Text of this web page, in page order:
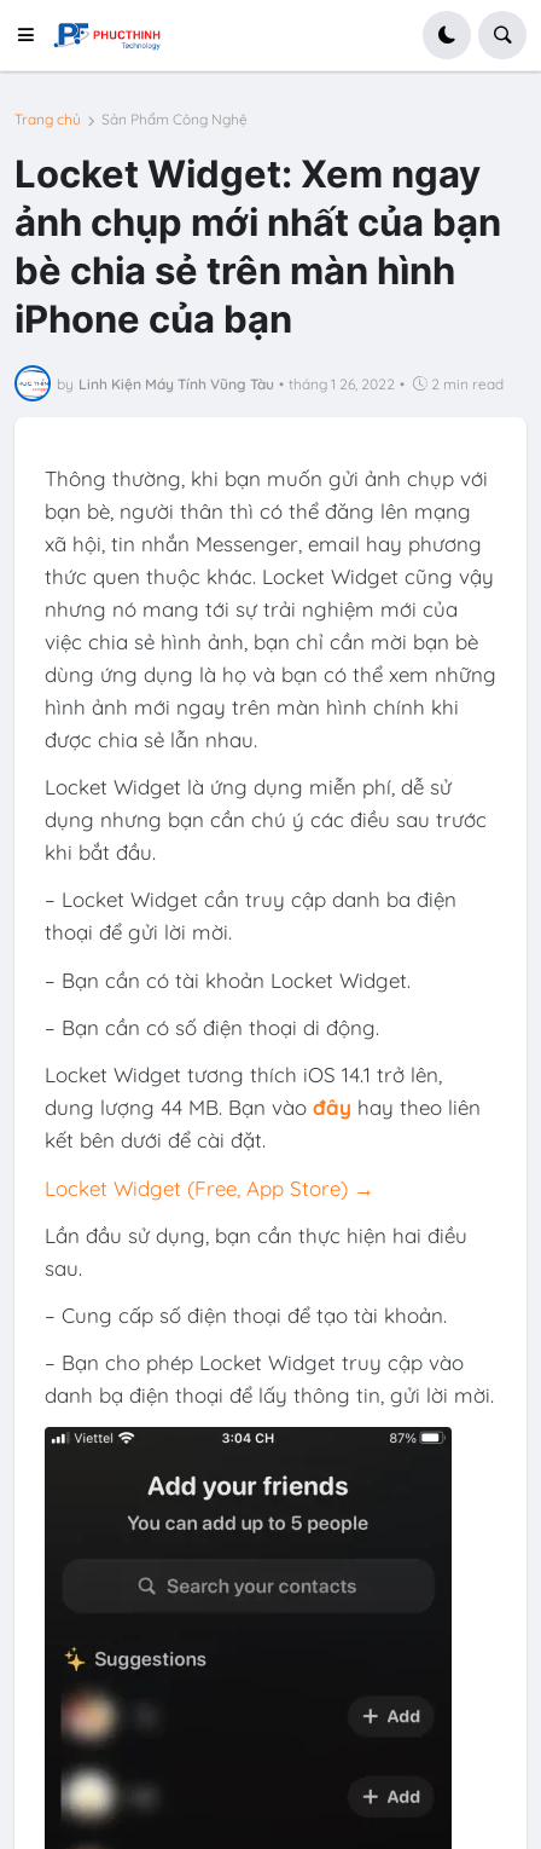
Trang chủ Sản Phẩm Công Nghệ
Locket Widget: Xem ngay
ảnh chụp mới nhất của bạn
bè chia sẻ trên màn hình
iPhone của bạn
by Linh Kiện Máy Tính Vũng Tàu • tháng 1 26, 2022 • 2 min read
Thông thường, khi bạn muốn gửi ảnh chụp với
bạn bè, người thân thì có thể đăng lên mạng
xã hội, tin nhắn Messenger, email hay phương
thức quen thuộc khác. Locket Widget cũng vậy
nhưng nó mang tới sự trải nghiệm mới của
việc chia sẻ hình ảnh, bạn chỉ cần mời bạn bè
dùng ứng dụng là họ và bạn có thể xem những
hình ảnh mới ngay trên màn hình chính khi
được chia sẻ lẫn nhau.
Locket Widget là ứng dụng miễn phí, dễ sử
dụng nhưng bạn cần chú ý các điều sau trước
khi bắt đầu.
– Locket Widget cần truy cập danh ba điện
thoại để gửi lời mời.
– Bạn cần có tài khoản Locket Widget.
– Bạn cần có số điện thoại di động.
Locket Widget tương thích iOS 14.1 trở lên,
dung lượng 44 MB. Bạn vào đây hay theo liên
kết bên dưới để cài đặt.
‎Locket Widget (Free, App Store) →
Lần đầu sử dụng, bạn cần thực hiện hai điều
sau.
– Cung cấp số điện thoại để tạo tài khoản.
– Bạn cho phép Locket Widget truy cập vào
danh bạ điện thoại để lấy thông tin, gửi lời mời.